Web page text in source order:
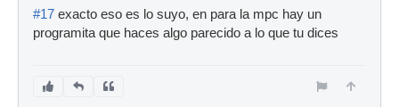
#17 exacto eso es lo suyo, en para la mpc hay un
programita que haces algo parecido a lo que tu dices